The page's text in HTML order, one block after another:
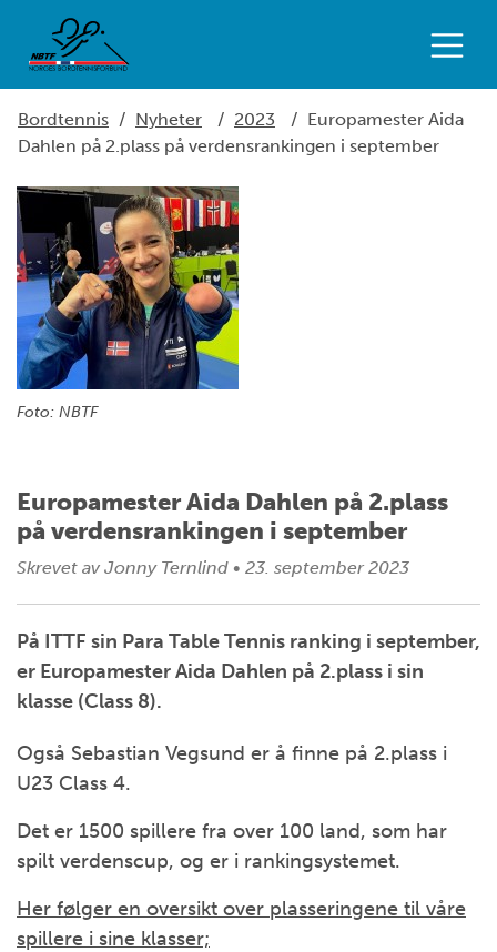
Bordtennis / Nyheter / 2023 / Europamester Aida
Dahlen på 2.plass på verdensrankingen i september
Foto: NBTF
Europamester Aida Dahlen på 2.plass
på verdensrankingen i september
Skrevet av Jonny Ternlind • 23. september 2023
På ITTF sin Para Table Tennis ranking i september,
er Europamester Aida Dahlen på 2.plass i sin
klasse (Class 8).
Også Sebastian Vegsund er å finne på 2.plass i
U23 Class 4.
Det er 1500 spillere fra over 100 land, som har
spilt verdenscup, og er i rankingsystemet.
Her følger en oversikt over plasseringene til våre
spillere i sine klasser;